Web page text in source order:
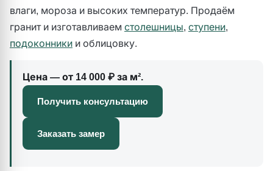
влаги, мороза и высоких температур. Продаём
гранит и изготавливаем столешницы, ступени,
подоконники и облицовку.
Цена — от 14 000 ₽ за м².
Получить консультацию
Заказать замер